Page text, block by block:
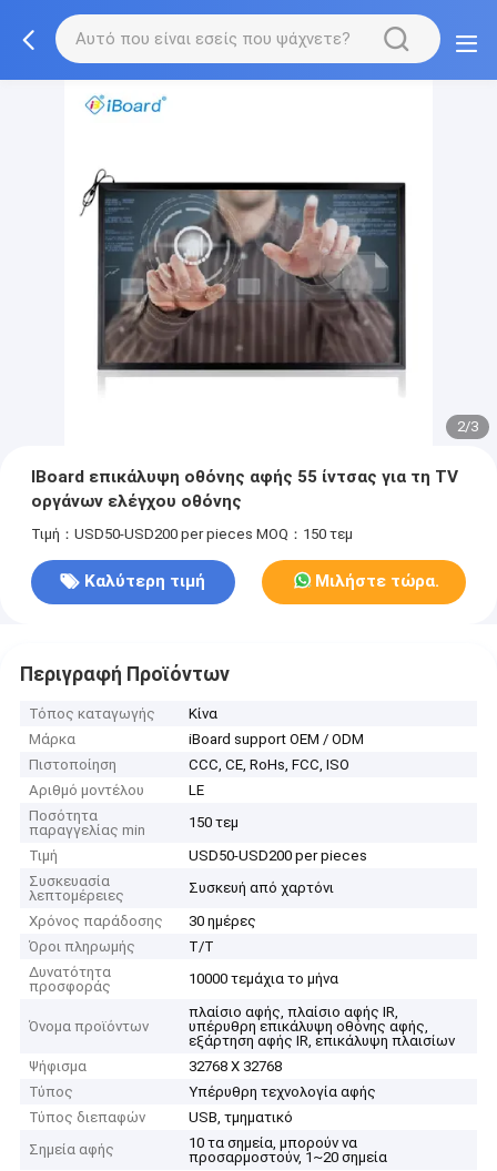
2/3
IBoard επικάλυψη οθόνης αφής 55 ίντσας για τη TV
οργάνων ελέγχου οθόνης
Τιμή：USD50-USD200 per pieces MOQ：150 τεμ
Καλύτερη τιμή Μιλήστε τώρα.
Περιγραφή Προϊόντων
Τόπος καταγωγής
Κίνα
Μάρκα
iBoard support OEM / ODM
Πιστοποίηση
CCC, CE, RoHs, FCC, ISO
Αριθμό μοντέλου
LE
Ποσότητα
παραγγελίας min
150 τεμ
Τιμή
USD50-USD200 per pieces
Συσκευασία
λεπτομέρειες
Συσκευή από χαρτόνι
Χρόνος παράδοσης
30 ημέρες
Όροι πληρωμής
Τ/Τ
Δυνατότητα
προσφοράς
10000 τεμάχια το μήνα
Όνομα προϊόντων
πλαίσιο αφής, πλαίσιο αφής IR,
υπέρυθρη επικάλυψη οθόνης αφής,
εξάρτηση αφής IR, επικάλυψη πλαισίων
Ψήφισμα
32768 X 32768
Τύπος
Υπέρυθρη τεχνολογία αφής
Τύπος διεπαφών
USB, τμηματικό
Σημεία αφής
10 τα σημεία, μπορούν να
προσαρμοστούν, 1~20 σημεία